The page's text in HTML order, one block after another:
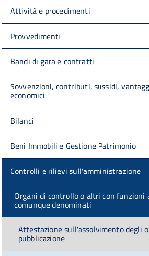
Attività e procedimenti
Provvedimenti
Bandi di gara e contratti
Sovvenzioni, contributi, sussidi,
economici
Bilanci
Beni Immobili e Gestione Patrimonio
Controlli e rilievi sull'amministrazione
Organi di controllo o altri con funzioni
comunque denominati
Attestazione sull'assolvimento degli
pubblicazione